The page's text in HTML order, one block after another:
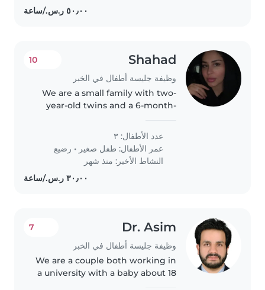
Shahad
وظيفة جليسة أطفال في الخبر
10
We are a small family with two-
year-old twins and a 6-month-
trustworthy live-in nanny who
can help with childcare and
household duties, including
cleaning...
عدد الأطفال: ٣
عمر الأطفال: طفل صغير • رضيع
النشاط الأخير: منذ شهر
Dr. Asim
وظيفة جليسة أطفال في الخبر
7
We are a couple both working in
a university with a baby about 18